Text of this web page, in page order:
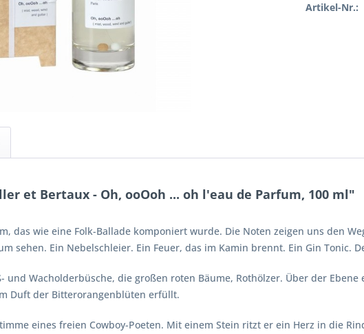
Artikel-Nr.:
et Bertaux - Oh, ooOoh ... oh l'eau de Parfum, 100 ml"
das wie eine Folk-Ballade komponiert wurde. Die Noten zeigen uns den
sehen. Ein Nebelschleier. Ein Feuer, das im Kamin brennt. Ein Gin Tonic.
Wacholderbüsche, die großen roten Bäume, Rothölzer. Über der
Duft der Bitterorangenblüten erfüllt.
eines freien Cowboy-Poeten. Mit einem Stein ritzt er ein Herz in die